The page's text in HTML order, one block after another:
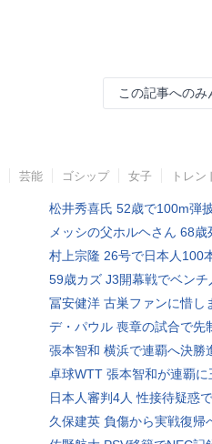
この記事へのみ
芸能 ゴシップ 女子 トレン
松井秀喜氏 52歳で100m弾
メッシの父ホルヘさん 68歳
村上宗隆 26号で日本人100
59歳カズ J3開幕戦でベンチ
冨安健洋 古巣ファンに惜し
デ・パウル 喪章の試合で先
張本智和 横浜で連覇へ決勝
卓球WTT 張本智和が連覇に
日本人審判4人 性接待疑惑
久保建英 負傷から実戦復帰